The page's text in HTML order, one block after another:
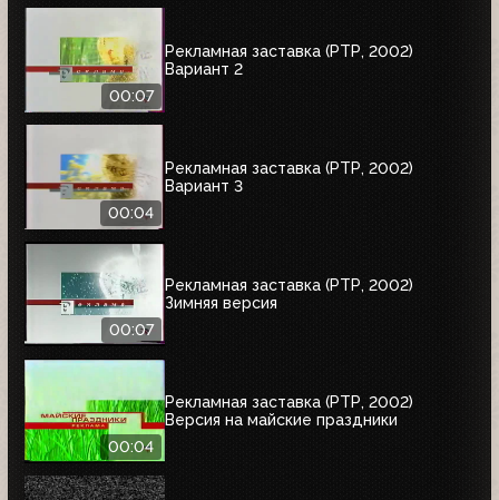
00:07
Рекламная заставка (РТР, 2002)
Вариант 2
00:04
Рекламная заставка (РТР, 2002)
Вариант 3
00:07
Рекламная заставка (РТР, 2002)
Зимняя версия
00:04
Рекламная заставка (РТР, 2002)
Версия на майские праздники